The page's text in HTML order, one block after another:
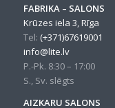
FABRIKA – SALONS
Krūzes iela 3, Rīga
Tel: (+371)67619001
info@lite.lv
P.-Pk. 8:30 – 17:00
S., Sv. slēgts
AIZKARU SALONS